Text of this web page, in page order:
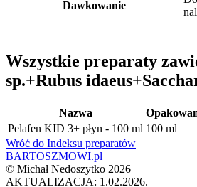
Dawkowanie
Wszystkie preparaty
sp.+Rubus
Nazwa
Pelafen KID 3+ płyn - 100 ml 100 ml
Wróć do Indeksu preparatów
BARTOSZMOWI.pl
© Michał Nedoszytko 2026
AKTUALIZACJA: 1.02.2026.